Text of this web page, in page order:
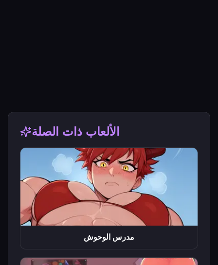
الألعاب ذات الصلة
مدرس الوحوش